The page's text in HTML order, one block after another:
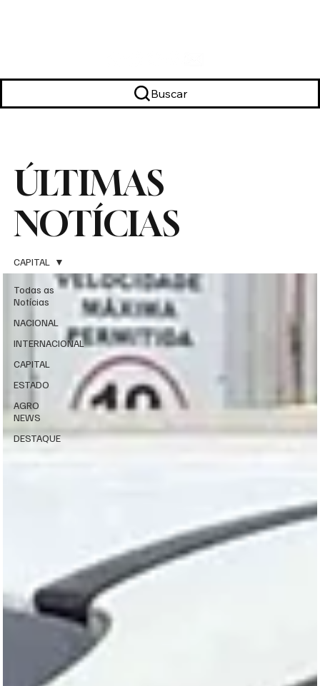
Todas as
Notícias
NACIONAL
INTERNACIONAL
CAPITAL
ESTADO
AGRO
NEWS
DESTAQUE
CAPITAL
Buscar
ÚLTIMAS
NOTÍCIAS